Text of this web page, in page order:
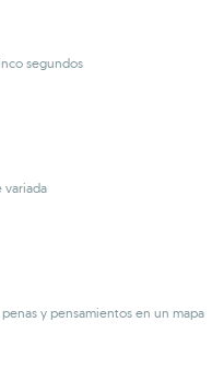
segundos
variada
penas y pensamientos en un mapa